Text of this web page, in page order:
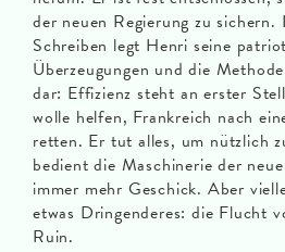
der neuen Regierung zu sichern.
Schreiben legt Henri seine
Überzeugungen und die
dar: Effizienz steht an erster
wolle helfen, Frankreich nach
retten. Er tut alles, um nützlich
bedient die Maschinerie der
immer mehr Geschick. Aber
etwas Dringenderes: die Flucht
Ruin.